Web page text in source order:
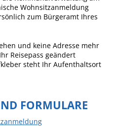
Wohnsitzanmeldung
zum Bürgeramt Ihres
und keine Adresse mehr
Reisepass geändert
steht Ihr Aufenthaltsort
FORMULARE